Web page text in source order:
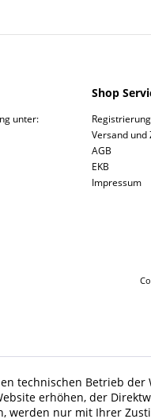
unter:
Shop
Versand und
AGB
EKB
Impressum
technischen Betrieb
erhöhen, der
werden nur mit Ihrer